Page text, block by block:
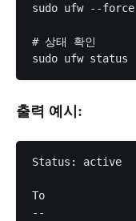
sudo ufw --
# 상태 확인
출력 예시:
Status: active
To
--